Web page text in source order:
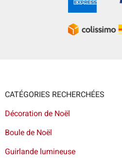
CATÉGORIES RECHERCHÉES
Décoration de Noël
Boule de Noël
Guirlande lumineuse